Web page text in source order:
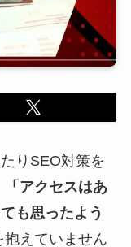
りSEO対策を
「アクセスはあ
も思ったよう
抱えていません